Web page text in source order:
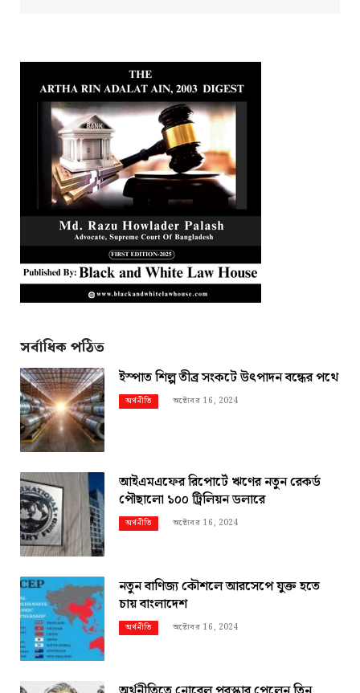
সর্বাধিক পঠিত
ইস্পাত শিল্প তীব্র সংকটে উৎপাদন বন্ধের পথে
অর্থনীতি অক্টোবর 16, 2024
আইএমএফের রিপোর্টে ঋণের নতুন রেকর্ড
পৌছালো ১০০ ট্রিলিয়ন ডলারে
অর্থনীতি অক্টোবর 16, 2024
নতুন বাণিজ্য কৌশলে আরসেপে যুক্ত হতে
চায় বাংলাদেশ
অর্থনীতি অক্টোবর 16, 2024